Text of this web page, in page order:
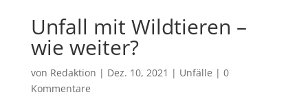
Unfall mit Wildtieren –
wie weiter?
von Redaktion | Dez. 10, 2021 | Unfälle | 0
Kommentare